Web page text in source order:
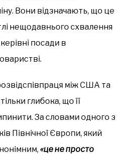
Вони відзначають, що це
нещодавнього схвалення
посади в
між США та
глибока, що її
За словами одного з
Північної Європи, який
«це не просто